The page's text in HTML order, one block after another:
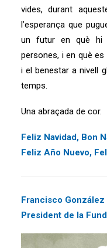
vides, durant
l’esperança que
un futur en què hi
persones, i en què
i el benestar a nivell
temps.
Una abraçada de cor.
Feliz Navidad, Bon
Feliz Año Nuevo,
Francisco González
President de la